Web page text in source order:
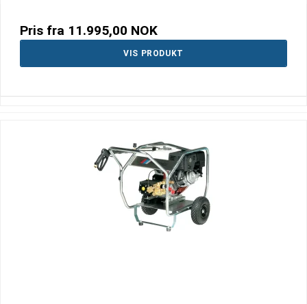
Pris fra 11.995,00 NOK
VIS PRODUKT